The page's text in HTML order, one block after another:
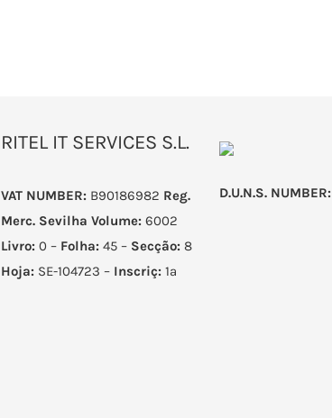
RITEL IT SERVICES S.L.
VAT NUMBER:B90186982 Reg.
Merc. Sevilha Volume:6002
Livro:0 – Folha:45 – Secção:8
Hoja:SE-104723 – Inscriç:1ª
D.U.N.S. NUMBER: